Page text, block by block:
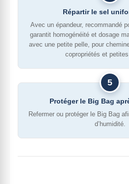
Répartir le sel
Avec un épandeur, recommandé
garantit homogénéité et dosage
avec une petite pelle, pour
copropriétés et
5
Protéger le Big Bag
Refermer ou protéger le Big Bag
d’humidité.